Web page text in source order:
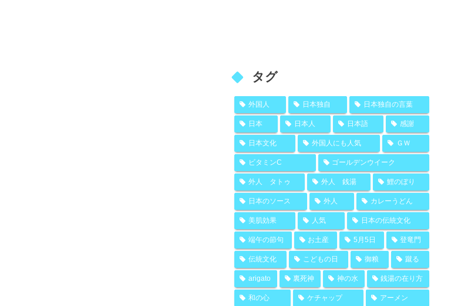
タグ
外国人 日本独自 日本独自の言葉
日本 日本人 日本語 感謝
日本文化 外国人にも人気 ＧＷ
ビタミンC ゴールデンウイーク
外人 タトゥ 外人 銭湯 鯉のぼり
日本のソース 外人 カレーうどん
美肌効果 人気 日本の伝統文化
端午の節句 お土産 5月5日 登竜門
伝統文化 こどもの日 御粮 蹴る
arigato 裏死神 神の水 銭湯の在り方
和の心 ケチャップ アーメン